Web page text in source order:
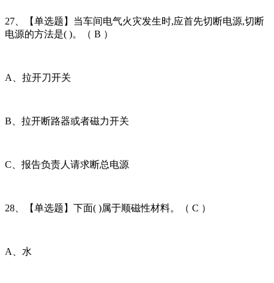
27、【单选题】当车间电气火灾发生时,应首先切断电源,切断
电源的方法是( )。（ B ）
A、拉开刀开关
B、拉开断路器或者磁力开关
C、报告负责人请求断总电源
28、【单选题】下面( )属于顺磁性材料。（ C ）
A、水